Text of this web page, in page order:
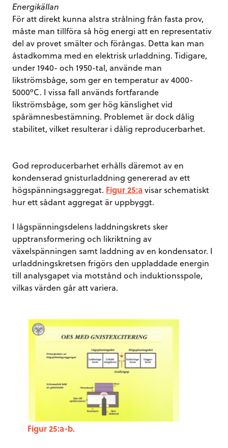
Energikällan
För att direkt kunna alstra strålning från fasta prov,
måste man tillföra så hög energi att en representativ
del av provet smälter och förångas. Detta kan man
åstadkomma med en elektrisk urladdning. Tidigare,
under 1940- och 1950-tal, använde man
likströmsbåge, som ger en temperatur av 4000-
5000ºC. I vissa fall används fortfarande
likströmsbåge, som ger hög känslighet vid
spårämnesbestämning. Problemet är dock dålig
stabilitet, vilket resulterar i dålig reproducerbarhet.
God reproducerbarhet erhålls däremot av en
kondenserad gnisturladdning genererad av ett
högspänningsaggregat. Figur 25:avisar schematiskt
hur ett sådant aggregat är uppbyggt.
I lågspänningsdelens laddningskrets sker
upptransformering och likriktning av
växelspänningen samt laddning av en kondensator. I
urladdningskretsen frigörs den uppladdade energin
till analysgapet via motstånd och induktionsspole,
vilkas värden går att variera.
Figur 25:a-b.